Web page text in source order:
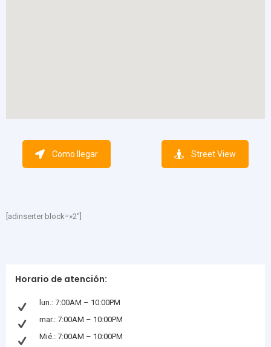
Como llegar Street View
[adinserter block=»2″]
Horario de atención:
lun.: 7:00AM – 10:00PM
mar.: 7:00AM – 10:00PM
Mié.: 7:00AM – 10:00PM